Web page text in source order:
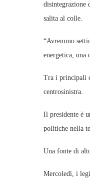
disintegrazione
salita al colle.
“Avremmo
energetica, una
Tra i principali
centrosinistra.
Il presidente è
politiche nella
Una fonte di
Mercoledì, i